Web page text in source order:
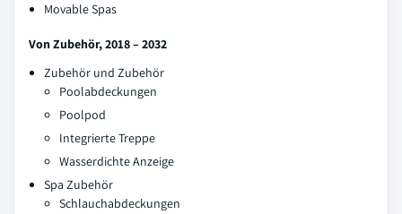
Movable Spas
Von Zubehör, 2018 – 2032
Zubehör und Zubehör
Poolabdeckungen
Poolpod
Integrierte Treppe
Wasserdichte Anzeige
Spa Zubehör
Schlauchabdeckungen